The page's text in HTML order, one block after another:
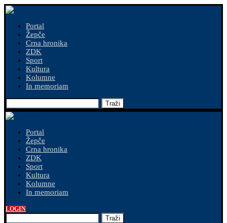
Portal
Žepče
Crna hronika
ZDK
Sport
Kultura
Kolumne
In memoriam
Traži
Portal
Žepče
Crna hronika
ZDK
Sport
Kultura
Kolumne
In memoriam
LOGIN
Traži